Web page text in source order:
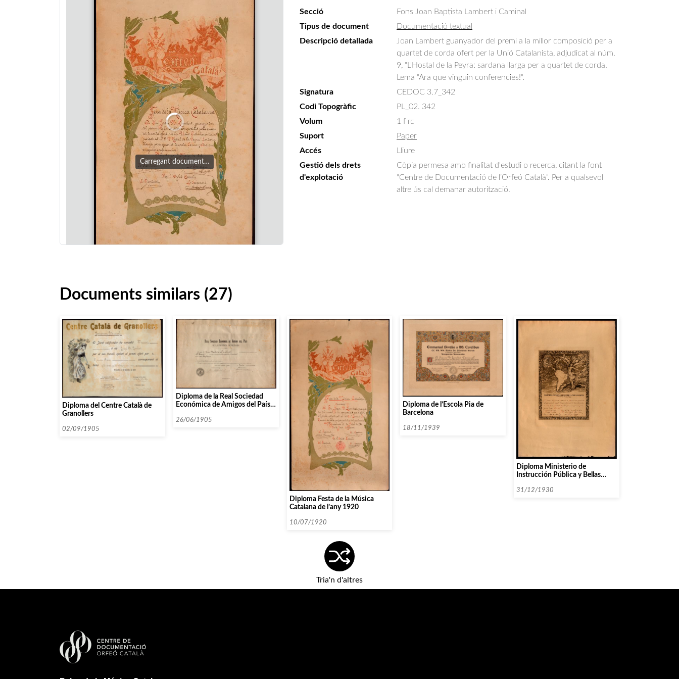
Carregant document…
Secció
Fons Joan Baptista Lambert i Caminal
Tipus de document
Documentació textual
Descripció detallada
Joan Lambert guanyador del premi a la millor composició per a
quartet de corda ofert per la Unió Catalanista, adjudicat al núm.
9, "L'Hostal de la Peyra: sardana llarga per a quartet de corda.
Lema "Ara que vinguin conferencies!".
Signatura
CEDOC 3.7_342
Codi Topogràfic
PL_02. 342
Volum
1 f rc
Suport
Paper
Accés
Lliure
Gestió dels drets
d'explotació
Còpia permesa amb finalitat d'estudi o recerca, citant la font
"Centre de Documentació de l’Orfeó Català". Per a qualsevol
altre ús cal demanar autorització.
Documents similars (27)
Diploma del Centre Català de
Granollers
02/09/1905
Diploma de la Real Sociedad
Económica de Amigos del País
Certamen Juegos Florales de
26/06/1905
Diploma Festa de la Música
Catalana de l’any 1920
10/07/1920
Diploma de l’Escola Pia de
Barcelona
18/11/1939
Diploma Ministerio de
Instrucción Pública y Bellas
31/12/1930
Tria'n d'altres